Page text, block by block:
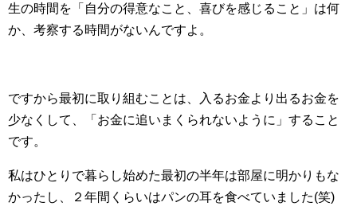
生の時間を「自分の得意なこと、喜びを感じること」は何
か、考察する時間がないんですよ。
ですから最初に取り組むことは、入るお金より出るお金を
少なくして、「お金に追いまくられないように」すること
です。
私はひとりで暮らし始めた最初の半年は部屋に明かりもな
かったし、２年間くらいはパンの耳を食べていました(笑)